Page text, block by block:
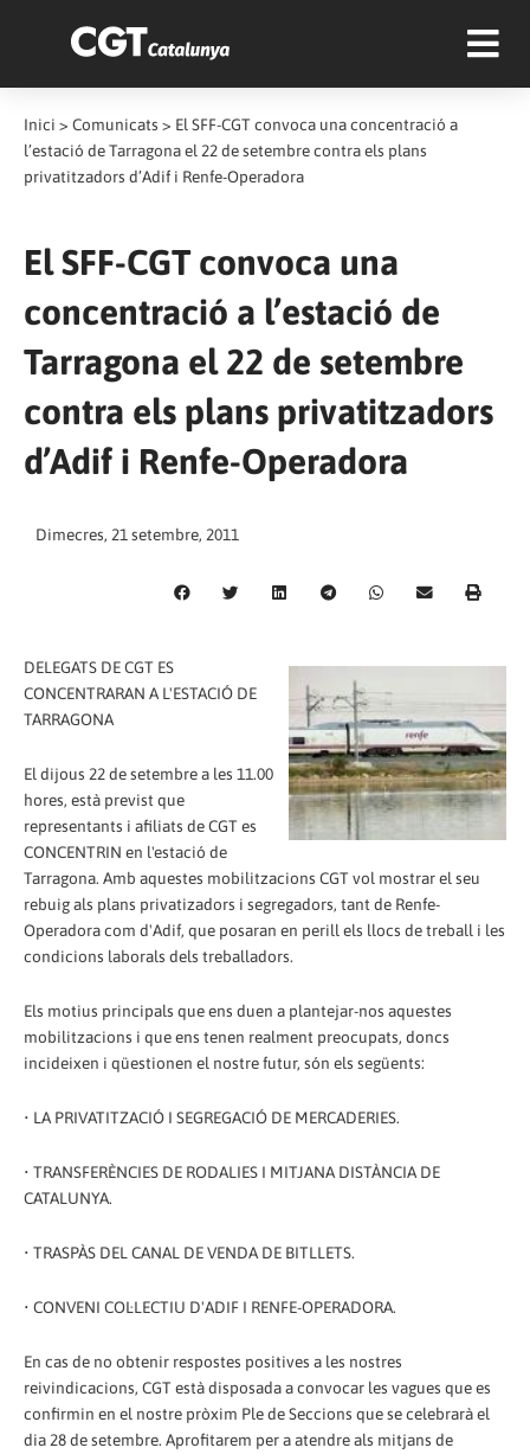
Inici > Comunicats > El SFF-CGT convoca una concentració a
l’estació de Tarragona el 22 de setembre contra els plans
privatitzadors d’Adif i Renfe-Operadora
El SFF-CGT convoca una
concentració a l’estació de
Tarragona el 22 de setembre
contra els plans privatitzadors
d’Adif i Renfe-Operadora
Dimecres, 21 setembre, 2011
DELEGATS DE CGT ES
CONCENTRARAN A L'ESTACIÓ DE
TARRAGONA
El dijous 22 de setembre a les 11.00
hores, està previst que
representants i afiliats de CGT es
CONCENTRIN en l'estació de
Tarragona. Amb aquestes mobilitzacions CGT vol mostrar el seu
rebuig als plans privatizadors i segregadors, tant de Renfe-
Operadora com d'Adif, que posaran en perill els llocs de treball i les
condicions laborals dels treballadors.
Els motius principals que ens duen a plantejar-nos aquestes
mobilitzacions i que ens tenen realment preocupats, doncs
incideixen i qüestionen el nostre futur, són els següents:
• LA PRIVATITZACIÓ I SEGREGACIÓ DE MERCADERIES.
• TRANSFERÈNCIES DE RODALIES I MITJANA DISTÀNCIA DE
CATALUNYA.
• TRASPÀS DEL CANAL DE VENDA DE BITLLETS.
• CONVENI COL·LECTIU D'ADIF I RENFE-OPERADORA.
En cas de no obtenir respostes positives a les nostres
reivindicacions, CGT està disposada a convocar les vagues que es
confirmin en el nostre pròxim Ple de Seccions que se celebrarà el
dia 28 de setembre. Aprofitarem per a atendre als mitjans de